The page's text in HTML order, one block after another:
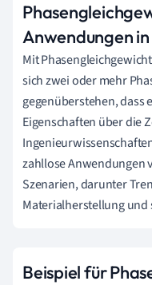
Anwendungen
Mit
sich zwei oder mehr
gegenüberstehen, dass
Eigenschaften über die
zahllose Anwendungen
Szenarien, darunter
Materialherstellung und
Beispiel für